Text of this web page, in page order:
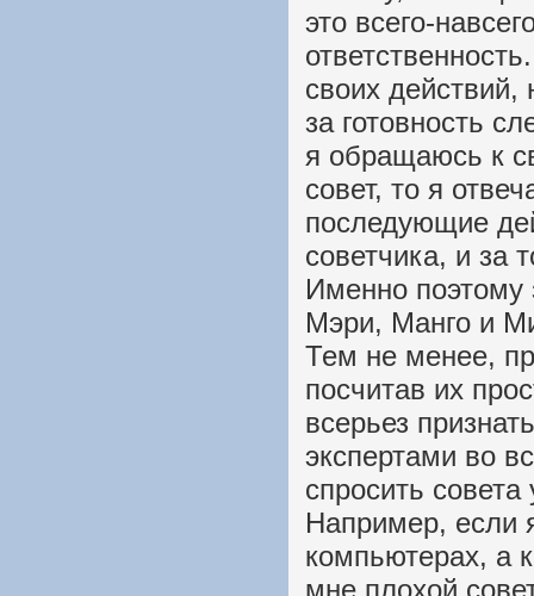
это всего-
своих действий,
за готовность
я обращаюсь к
совет, то я
последующие
советчика, и за
Именно поэтому
Мэри, Манго и
Тем не менее,
посчитав их
всерьез
экспертами во
спросить
Например, если
компьютерах, а